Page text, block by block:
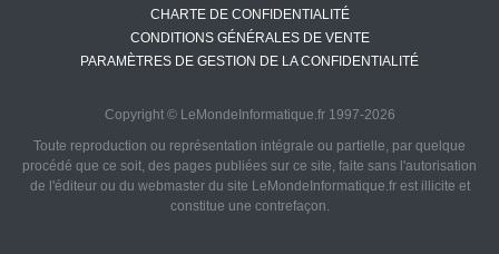
CHARTE DE CONFIDENTIALITÉ
CONDITIONS GÉNÉRALES DE VENTE
PARAMÈTRES DE GESTION DE LA CONFIDENTIALITÉ
Copyright © LeMondeInformatique.fr 1997-2026
Toute reproduction ou représentation intégrale ou partielle, par quelque
procédé que ce soit, des pages publiées sur ce site, faite sans l'autorisation
de l'éditeur ou du webmaster du site LeMondeInformatique.fr est illicite et
constitue une contrefaçon.